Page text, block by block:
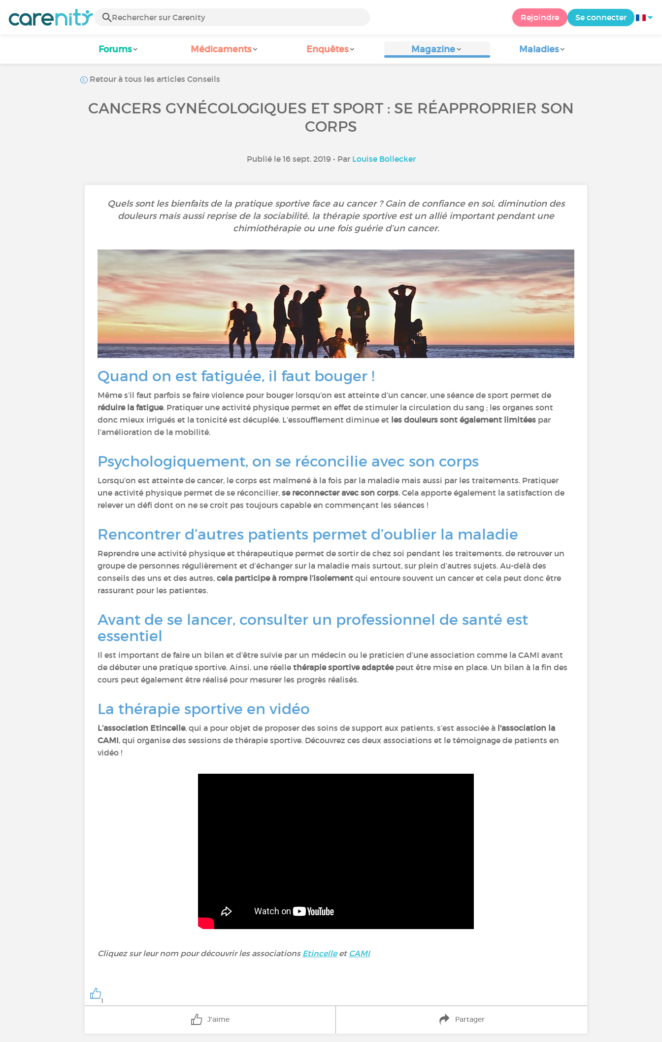
Rejoindre Se connecter
Forums Médicaments Enquêtes Magazine Maladies
Retour à tous les articles Conseils
CANCERS GYNÉCOLOGIQUES ET SPORT : SE RÉAPPROPRIER SON
CORPS
Publié le 16 sept. 2019 • Par Louise Bollecker
Quels sont les bienfaits de la pratique sportive face au cancer ? Gain de confiance en soi, diminution des
douleurs mais aussi reprise de la sociabilité, la thérapie sportive est un allié important pendant une
chimiothérapie ou une fois guérie d’un cancer.
Quand on est fatiguée, il faut bouger !
Même s’il faut parfois se faire violence pour bouger lorsqu’on est atteinte d’un cancer, une séance de sport permet de
réduire la fatigue. Pratiquer une activité physique permet en effet de stimuler la circulation du sang ; les organes sont
donc mieux irrigués et la tonicité est décuplée. L’essoufflement diminue et les douleurs sont également limitées par
l’amélioration de la mobilité.
Psychologiquement, on se réconcilie avec son corps
Lorsqu’on est atteinte de cancer, le corps est malmené à la fois par la maladie mais aussi par les traitements. Pratiquer
une activité physique permet de se réconcilier, se reconnecter avec son corps. Cela apporte également la satisfaction de
relever un défi dont on ne se croit pas toujours capable en commençant les séances !
Rencontrer d’autres patients permet d’oublier la maladie
Reprendre une activité physique et thérapeutique permet de sortir de chez soi pendant les traitements, de retrouver un
groupe de personnes régulièrement et d’échanger sur la maladie mais surtout, sur plein d’autres sujets. Au-delà des
conseils des uns et des autres, cela participe à rompre l’isolement qui entoure souvent un cancer et cela peut donc être
rassurant pour les patientes.
Avant de se lancer, consulter un professionnel de santé est
essentiel
Il est important de faire un bilan et d’être suivie par un médecin ou le praticien d’une association comme la CAMI avant
de débuter une pratique sportive. Ainsi, une réelle thérapie sportive adaptéepeut être mise en place. Un bilan à la fin des
cours peut également être réalisé pour mesurer les progrès réalisés.
La thérapie sportive en vidéo
L’association Etincelle, qui a pour objet de proposer des soins de support aux patients, s’est associée à l'association la
CAMI, qui organise des sessions de thérapie sportive. Découvrez ces deux associations et le témoignage de patients en
vidéo !
Cliquez sur leur nom pour découvrir les associations Etincelleet CAMI
1
J'aime Partager